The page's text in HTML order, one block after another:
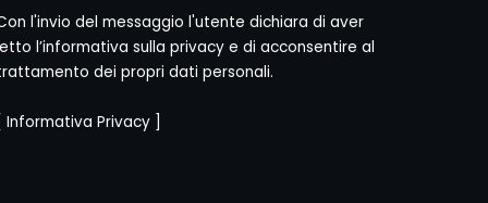
l'invio del messaggio l'utente dichiara di aver
l’informativa sulla privacy e di acconsentire al
dei propri dati personali.
Informativa Privacy]